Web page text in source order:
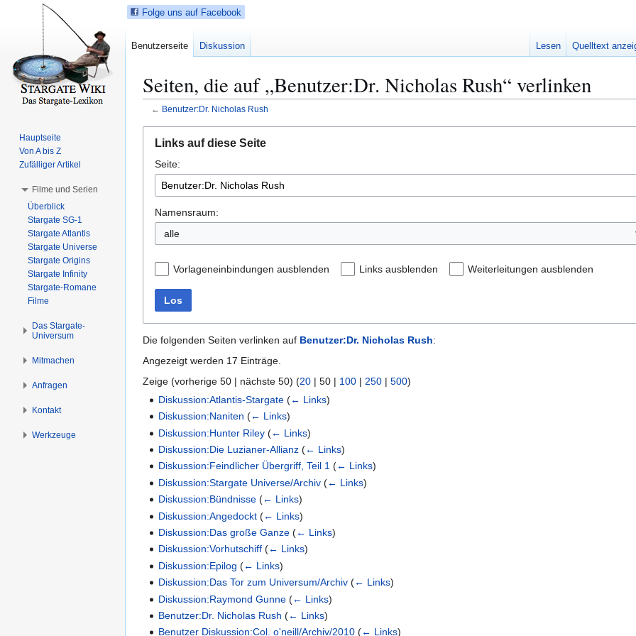
Seiten, die auf „Benutzer:Dr. Nicholas Rush“ verlinken
← Benutzer:Dr. Nicholas Rush
n
s
r
i
n
g
n
Links auf diese Seite
Seite:
Namensraum:
alle
Vorlageneinbindungen ausblenden Links ausblenden Weiterleitungen ausblenden
Los
Die folgenden Seiten verlinken auf Benutzer:Dr. Nicholas Rush:
Angezeigt werden 17 Einträge.
Zeige (vorherige 50 | nächste 50) (20 | 50 | 100 | 250 | 500)
Diskussion:Atlantis-Stargate (← Links)
Diskussion:Naniten (← Links)
Diskussion:Hunter Riley (← Links)
Diskussion:Die Luzianer-Allianz (← Links)
Diskussion:Feindlicher Übergriff, Teil 1 (← Links)
Diskussion:Stargate Universe/Archiv (← Links)
Diskussion:Bündnisse (← Links)
Diskussion:Angedockt (← Links)
Diskussion:Das große Ganze (← Links)
Diskussion:Vorhutschiff (← Links)
Diskussion:Epilog (← Links)
Diskussion:Das Tor zum Universum/Archiv (← Links)
Diskussion:Raymond Gunne (← Links)
Benutzer:Dr. Nicholas Rush (← Links)
Benutzer Diskussion:Col. o'neill/Archiv/2010 (← Links)
Folge uns auf Facebook
Benutzerseite Diskussion Lesen Quelltext
Hauptseite
Von A bis Z
Zufälliger Artikel
Filme und Serien
Überblick
Stargate SG-1
Stargate Atlantis
Stargate Universe
Stargate Origins
Stargate Infinity
Stargate-Romane
Filme
Das Stargate-
Universum
Mitmachen
Anfragen
Kontakt
Werkzeuge